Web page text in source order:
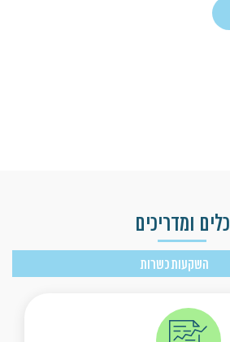
כלים ומדריכים
השקעות כשרות